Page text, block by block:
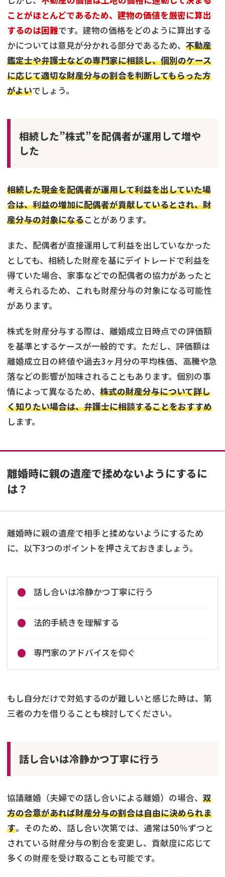
ことがほとんどであるため、建物の価値を厳密に算出
するのは困難です。建物の価格をどのように算出する
かについては意見が分かれる部分であるため、 不動産
鑑定士や弁護士などの専門家に相談し、個別のケース
に応じて適切な財産分与の割合を判断してもらった方
がよいでしょう。
相続した”株式”を配偶者が運用して増や
した
相続した現金を配偶者が運用して利益を出していた場
合は、利益の増加に配偶者が貢献しているとされ、財
産分与の対象になることがあります。
また、配偶者が直接運用して利益を出していなかった
としても、相続した財産を基にデイトレードで利益を
得ていた場合、家事などでの配偶者の協力があったと
考えられるため、これも財産分与の対象になる可能性
があります。
株式を財産分与する際は、離婚成立日時点での評価額
を基準とするケースが一般的です。ただし、評価額は
離婚成立日の終値や過去3ヶ月分の平均株価、高騰や急
落などの影響が加味されることもあります。個別の事
情によって異なるため、 株式の財産分与について詳し
く知りたい場合は、弁護士に相談することをおすすめ
します。
離婚時に親の遺産で揉めないようにするに
は？
離婚時に親の遺産で相手と揉めないようにするため
に、以下3つのポイントを押さえておきましょう。
話し合いは冷静かつ丁寧に行う
法的手続きを理解する
専門家のアドバイスを仰ぐ
もし自分だけで対処するのが難しいと感じた時は、第
三者の力を借りることも検討してください。
話し合いは冷静かつ丁寧に行う
協議離婚（夫婦での話し合いによる離婚）の場合、 双
方の合意があれば財産分与の割合は自由に決められま
す。そのため、話し合い次第では、通常は50％ずつと
されている財産分与の割合を変更し、貢献度に応じて
多くの財産を受け取ることも可能です。